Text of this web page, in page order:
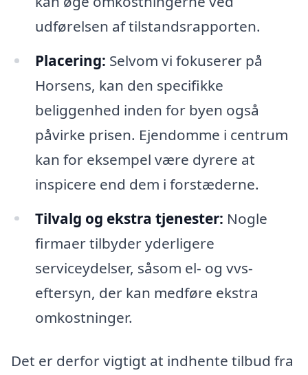
udførelsen af tilstandsrapporten.
Placering: Selvom vi fokuserer på
Horsens, kan den specifikke
beliggenhed inden for byen også
påvirke prisen. Ejendomme i centrum
kan for eksempel være dyrere at
inspicere end dem i forstæderne.
Tilvalg og ekstra tjenester: Nogle
firmaer tilbyder yderligere
serviceydelser, såsom el- og vvs-
eftersyn, der kan medføre ekstra
omkostninger.
Det er derfor vigtigt at indhente tilbud fra